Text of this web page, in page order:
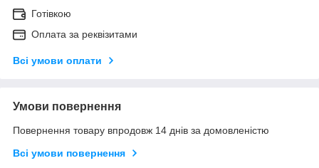
Готівкою
Оплата за реквізитами
Всі умови оплати
Умови повернення
Повернення товару впродовж 14 днів за домовленістю
Всі умови повернення